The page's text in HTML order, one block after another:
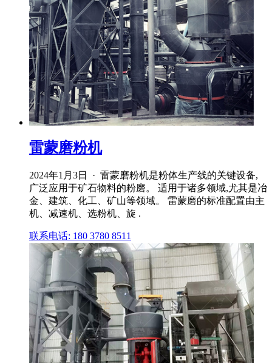
雷蒙磨粉机
2024年1月3日 · 雷蒙磨粉机是粉体生产线的关键设备,
广泛应用于矿石物料的粉磨。 适用于诸多领域,尤其是冶
金、建筑、化工、矿山等领域。 雷蒙磨的标准配置由主
机、减速机、选粉机、旋 .
联系电话: 180 3780 8511